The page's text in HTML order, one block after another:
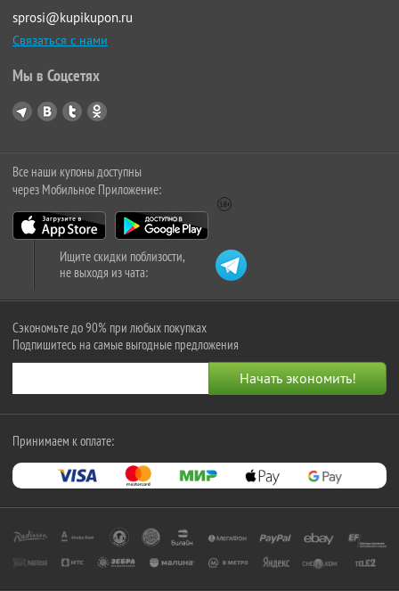
sprosi@kupikupon.ru
Связаться с нами
Мы в Соцсетях
Все наши купоны доступны
через Мобильное Приложение:
Ищите скидки поблизости,
не выходя из чата:
Сэкономьте до 90% при любых покупках
Подпишитесь на самые выгодные предложения
Принимаем к оплате: